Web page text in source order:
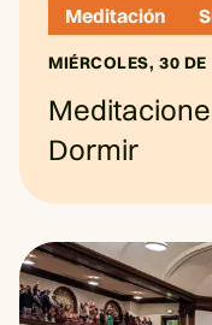
Meditación
MIÉRCOLES, 30
Dormir